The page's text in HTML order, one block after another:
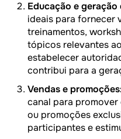
Educação e geração
ideais para fornecer
treinamentos,
tópicos relevantes
estabelecer
contribui para a
Vendas e
canal para
ou promoções
participantes e